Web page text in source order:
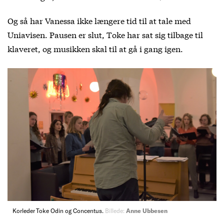
Og så har Vanessa ikke længere tid til at tale med
Uniavisen. Pausen er slut, Toke har sat sig tilbage til
klaveret, og musikken skal til at gå i gang igen.
Korleder Toke Odin og Concentus. Billede: Anne Ubbesen